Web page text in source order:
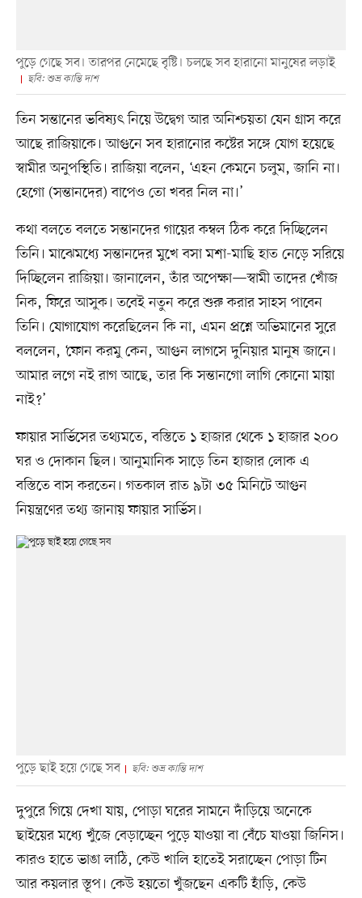
পুড়ে গেছে সব। তারপর নেমেছে বৃষ্টি। চলছে সব হারানো মানুষের লড়াই
ছবি: শুভ্র কান্তি দাশ
তিন সন্তানের ভবিষ্যৎ নিয়ে উদ্বেগ আর অনিশ্চয়তা যেন গ্রাস করে
আছে রাজিয়াকে। আগুনে সব হারানোর কষ্টের সঙ্গে যোগ হয়েছে
স্বামীর অনুপস্থিতি। রাজিয়া বলেন, ‘এহন কেমনে চলুম, জানি না।
হেগো (সন্তানদের) বাপেও তো খবর নিল না।’
কথা বলতে বলতে সন্তানদের গায়ের কম্বল ঠিক করে দিচ্ছিলেন
তিনি। মাঝেমধ্যে সন্তানদের মুখে বসা মশা-মাছি হাত নেড়ে সরিয়ে
দিচ্ছিলেন রাজিয়া। জানালেন, তাঁর অপেক্ষা—স্বামী তাদের খোঁজ
নিক, ফিরে আসুক। তবেই নতুন করে শুরু করার সাহস পাবেন
তিনি। যোগাযোগ করেছিলেন কি না, এমন প্রশ্নে অভিমানের সুরে
বললেন, ‘ফোন করমু কেন, আগুন লাগসে দুনিয়ার মানুষ জানে।
আমার লগে নই রাগ আছে, তার কি সন্তানগো লাগি কোনো মায়া
নাই?’
ফায়ার সার্ভিসের তথ্যমতে, বস্তিতে ১ হাজার থেকে ১ হাজার ২০০
ঘর ও দোকান ছিল। আনুমানিক সাড়ে তিন হাজার লোক এ
বস্তিতে বাস করতেন। গতকাল রাত ৯টা ৩৫ মিনিটে আগুন
নিয়ন্ত্রণের তথ্য জানায় ফায়ার সার্ভিস।
পুড়ে ছাই হয়ে গেছে সব ছবি: শুভ্র কান্তি দাশ
দুপুরে গিয়ে দেখা যায়, পোড়া ঘরের সামনে দাঁড়িয়ে অনেকে
ছাইয়ের মধ্যে খুঁজে বেড়াচ্ছেন পুড়ে যাওয়া বা বেঁচে যাওয়া জিনিস।
কারও হাতে ভাঙা লাঠি, কেউ খালি হাতেই সরাচ্ছেন পোড়া টিন
আর কয়লার স্তূপ। কেউ হয়তো খুঁজছেন একটি হাঁড়ি, কেউ